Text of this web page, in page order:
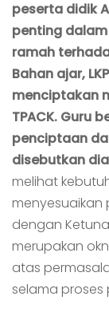
peserta didik
penting
ramah
Bahan ajar,
menciptakan
TPACK. Guru
penciptaan
disebutkan
melihat
menyesuaikan
dengan
merupakan
atas
selama proses